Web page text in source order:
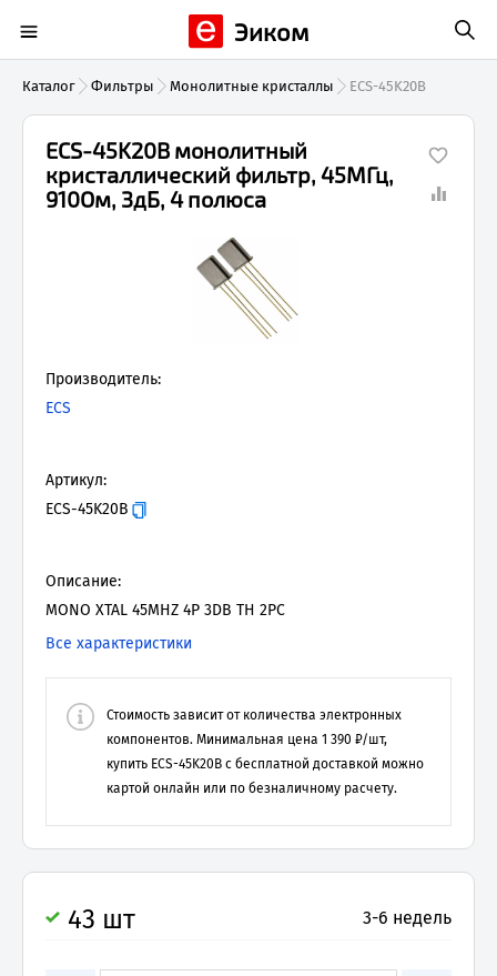
Эиком
Каталог Фильтры Монолитные кристаллы ECS-45K20B
ECS-45K20B монолитный
кристаллический фильтр, 45МГц,
910Ом, 3дБ, 4 полюса
Производитель:
ECS
Артикул:
ECS-45K20B
Описание:
MONO XTAL 45MHZ 4P 3DB TH 2PC
Все характеристики
Стоимость зависит от количества электронных
компонентов. Минимальная цена 1 390 ₽/шт,
купить ECS-45K20B с бесплатной доставкой можно
картой онлайн или по безналичному расчету.
43 шт 3-6 недель